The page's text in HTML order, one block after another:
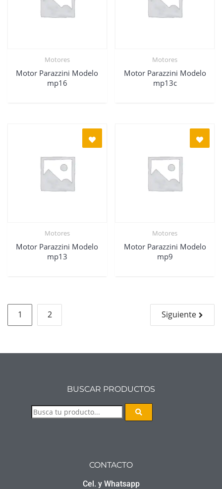
Motores
Motor Parazzini Modelo
mp16
Motores
Motor Parazzini Modelo
mp13c
Motores
Motor Parazzini Modelo
mp13
Motores
Motor Parazzini Modelo
mp9
1 2 Siguiente
BUSCAR PRODUCTOS
CONTACTO
Cel. y Whatsapp